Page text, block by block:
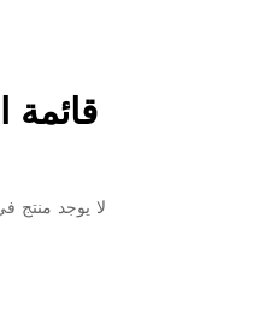
قائمة
لا يوجد منتج